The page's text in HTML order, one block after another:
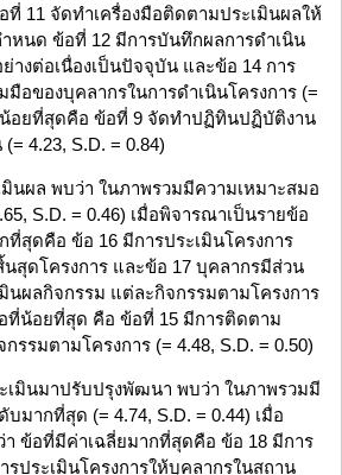
11 จัดทำเครื่องมือติดตามประเมินผลให้
หนด ข้อที่ 12 มีการบันทึกผลการดำเนิน
างต่อเนื่องเป็นปัจจุบัน และข้อ 14 การ
มือของบุคลากรในการดำเนินโครงการ (=
น้อยที่สุดคือ ข้อที่ 9 จัดทำปฏิทินปฏิบัติงาน
4.23, S.D. = 0.84)
นผล พบว่า ในภาพรวมมีความเหมาะสมอ
S.D. = 0.46) เมื่อพิจารณาเป็นรายข้อ
สุดคือ ข้อ 16 มีการประเมินโครงการ
นสุดโครงการ และข้อ 17 บุคลากรมีส่วน
นผลกิจกรรม แต่ละกิจกรรมตามโครงการ
อที่น้อยที่สุด คือ ข้อที่ 15 มีการติดตาม
รรมตามโครงการ (= 4.48, S.D. = 0.50)
เมินมาปรับปรุงพัฒนา พบว่า ในภาพรวมมี
มากที่สุด (= 4.74, S.D. = 0.44) เมื่อ
ข้อที่มีค่าเฉลี่ยมากที่สุดคือ ข้อ 18 มีการ
รประเมินโครงการให้บุคลากรในสถาน